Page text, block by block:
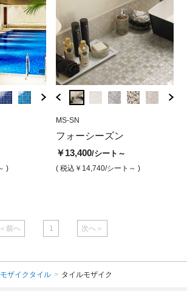
)
LCC-08216
マーレモザイク カリブ ア
クアインディゴ
￥3,200/シート
ウインタ
MS-SN
フォーシーズン
￥13,400/シート～
( 税込￥14,740/シート～ )
＜前へ 1 次へ＞
モザイクタイル > タイルモザイク